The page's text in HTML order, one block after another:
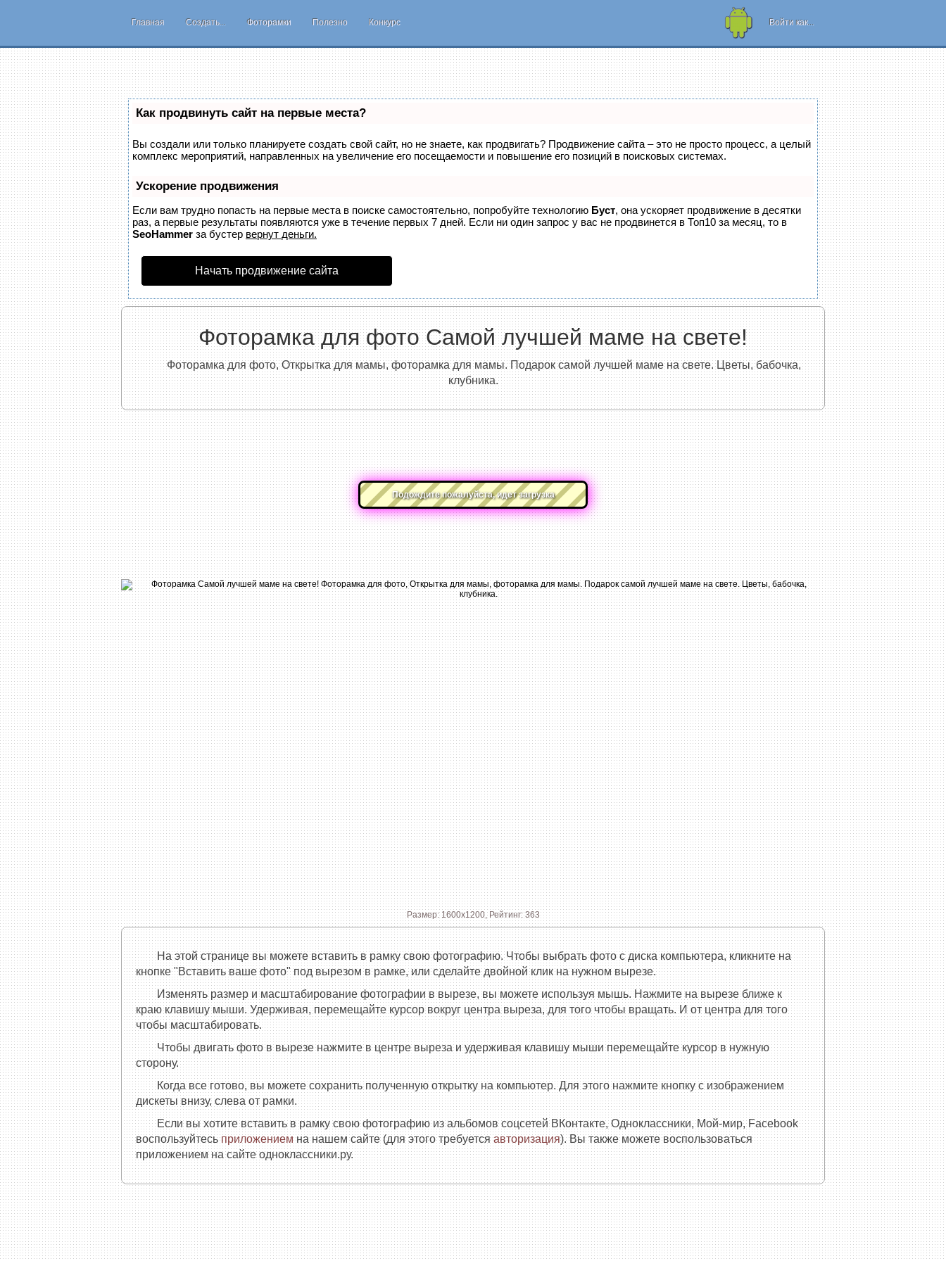
Главная Создать... Фоторамки Полезно Конкурс Войти как...
телефона или
Как продвинуть сайт на первые места?
Вы создали или только планируете создать свой сайт, но не знаете, как продвигать? Продвижение сайта – это не просто процесс, а целый
комплекс мероприятий, направленных на увеличение его посещаемости и повышение его позиций в поисковых системах.
Ускорение продвижения
Если вам трудно попасть на первые места в поиске самостоятельно, попробуйте технологию Буст, она ускоряет продвижение в десятки
раз, а первые результаты появляются уже в течение первых 7 дней. Если ни один запрос у вас не продвинется в Топ10 за месяц, то в
SeoHammer за бустер вернут деньги.
Начать продвижение сайта
Фоторамка для фото Самой лучшей маме на свете!
Фоторамка для фото, Открытка для мамы, фоторамка для мамы. Подарок самой лучшей маме на свете. Цветы, бабочка,
клубника.
Подождите пожалуйста, идет загрузка
Размер: 1600x1200, Рейтинг: 363
На этой странице вы можете вставить в рамку свою фотографию. Чтобы выбрать фото с диска компьютера, кликните на
кнопке "Вставить ваше фото" под вырезом в рамке, или сделайте двойной клик на нужном вырезе.
Изменять размер и масштабирование фотографии в вырезе, вы можете используя мышь. Нажмите на вырезе ближе к
краю клавишу мыши. Удерживая, перемещайте курсор вокруг центра выреза, для того чтобы вращать. И от центра для того
чтобы масштабировать.
Чтобы двигать фото в вырезе нажмите в центре выреза и удерживая клавишу мыши перемещайте курсор в нужную
сторону.
Когда все готово, вы можете сохранить полученную открытку на компьютер. Для этого нажмите кнопку с изображением
дискеты внизу, слева от рамки.
Если вы хотите вставить в рамку свою фотографию из альбомов соцсетей ВКонтакте, Одноклассники, Мой-мир, Facebook
воспользуйтесьприложениемна нашем сайте (для этого требуетсяавторизация). Вы также можете воспользоваться
приложением на сайте одноклассники.ру.